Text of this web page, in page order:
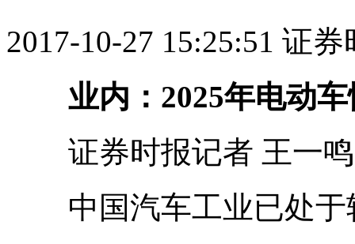
2017-10-27 15:25:51 证券
业内：2025年电动
证券时报记者 王一鸣
中国汽车工业已处于